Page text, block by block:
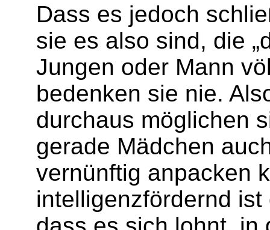
Dass es jedoch
sie es also sind, die
Jungen oder Mann
bedenken sie nie.
durchaus möglichen
gerade Mädchen
vernünftig anpacken
intelligenzfördernd